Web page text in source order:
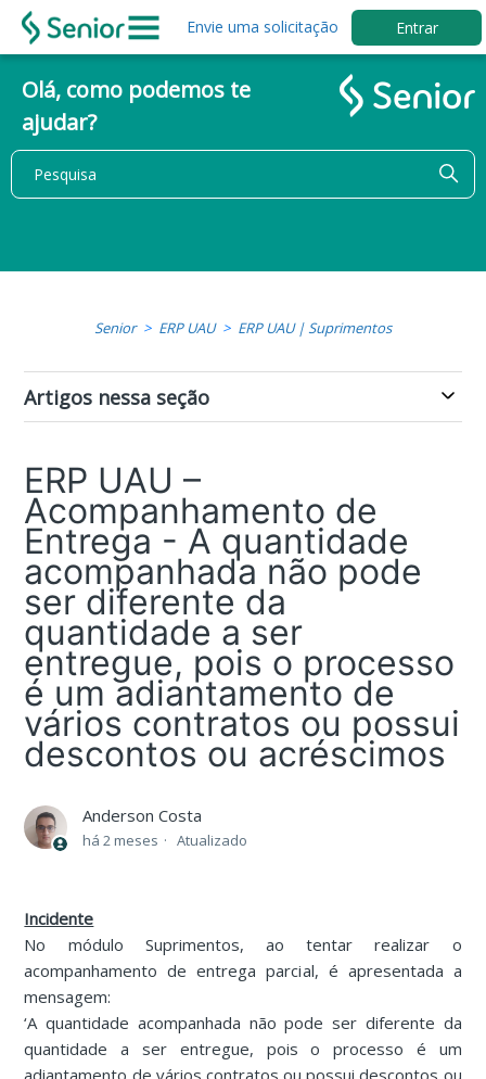
Envie uma solicitação Entrar
Olá, como podemos te
ajudar?
Senior ERP UAU ERP UAU | Suprimentos
Artigos nessa seção
ERP UAU –
Acompanhamento de
Entrega - A quantidade
acompanhada não pode
ser diferente da
quantidade a ser
entregue, pois o processo
é um adiantamento de
vários contratos ou possui
descontos ou acréscimos
Anderson Costa
há 2 meses Atualizado
Incidente
No módulo Suprimentos, ao tentar realizar o
acompanhamento de entrega parcial, é apresentada a
mensagem:
‘A quantidade acompanhada não pode ser diferente da
quantidade a ser entregue, pois o processo é um